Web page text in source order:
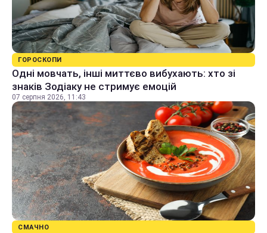
ГОРОСКОПИ
Одні мовчать, інші миттєво вибухають: хто зі
знаків Зодіаку не стримує емоцій
07 серпня 2026, 11:43
СМАЧНО